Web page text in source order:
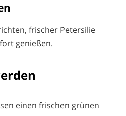
frischer Petersilie
genießen.
einen frischen grünen